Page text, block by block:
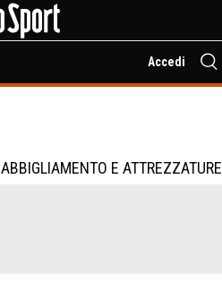
Accedi
ABBIGLIAMENTO E ATTREZZATURE